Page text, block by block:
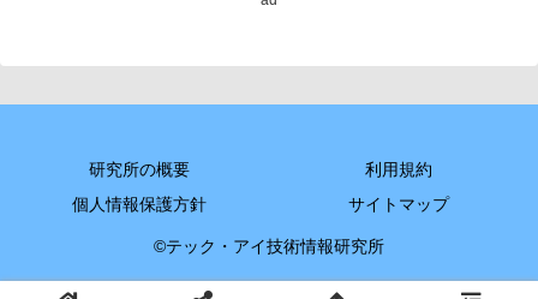
研究所の概要
利用規約
個人情報保護方針
サイトマップ
©テック・アイ技術情報研究所